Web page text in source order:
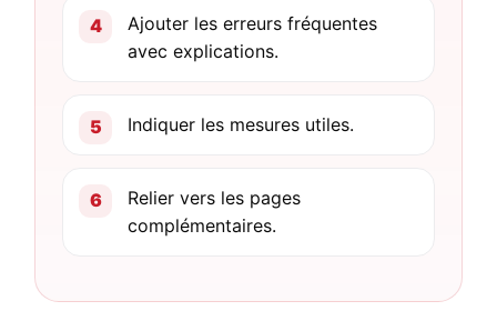
Ajouter les erreurs fréquentes
avec explications.
Indiquer les mesures utiles.
Relier vers les pages
complémentaires.